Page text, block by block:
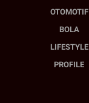
OTOMOTIF
BOLA
LIFESTYLE
PROFILE